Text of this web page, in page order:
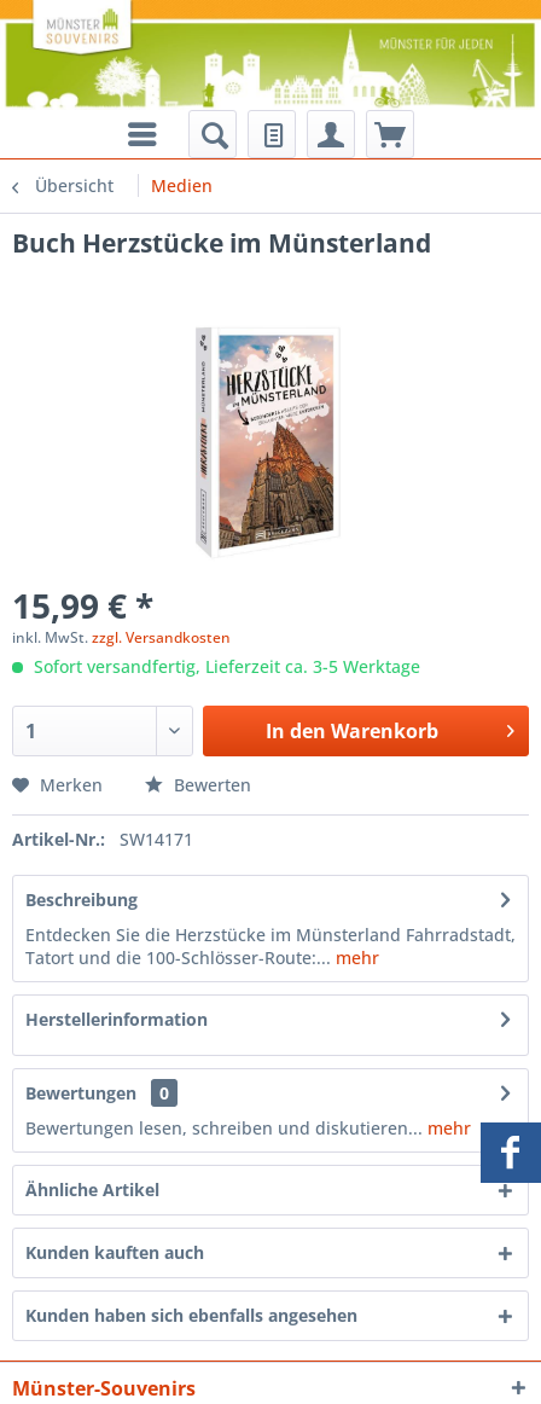
Übersicht Medien
Buch Herzstücke im Münsterland
15,99 € *
inkl. MwSt.zzgl. Versandkosten
Sofort versandfertig, Lieferzeit ca. 3-5 Werktage
In den Warenkorb
Merken Bewerten
Artikel-Nr.: SW14171
Beschreibung
Entdecken Sie die Herzstücke im Münsterland Fahrradstadt,
Tatort und die 100-Schlösser-Route:... mehr
Herstellerinformation
Bewertungen
0
Bewertungen lesen, schreiben und diskutieren... mehr
Ähnliche Artikel
Kunden kauften auch
Kunden haben sich ebenfalls angesehen
Münster-Souvenirs